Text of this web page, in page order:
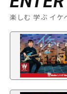
楽しむ 学ぶ イケ